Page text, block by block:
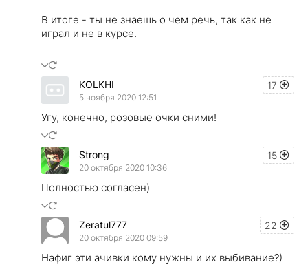
В итоге - ты не знаешь о чем речь, так как не
играл и не в курсе.
17
KOLKHI
5 ноября 2020 12:51
Угу, конечно, розовые очки сними!
15
Strong
20 октября 2020 10:36
Полностью согласен)
22
Zeratul777
20 октября 2020 09:59
Нафиг эти ачивки кому нужны и их выбивание?)